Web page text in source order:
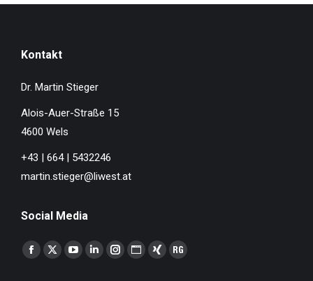
Kontakt
Dr. Martin Stieger
Alois-Auer-Straße 15
4600 Wels
+43 | 664 | 5432246
martin.stieger@liwest.at
Social Media
Finden Sie uns auf:
Facebook
X
YouTubeLinkedinInstagram
Website
XINGResearchGate